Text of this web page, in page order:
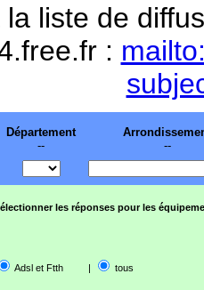
liste de
:
Département
--
--
les réponses pour les
Adsl et Ftth | tous